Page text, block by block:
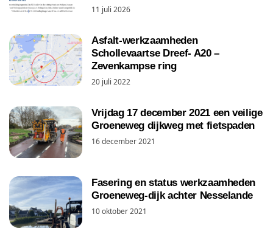
11 juli 2026
Asfalt-werkzaamheden
Schollevaartse Dreef- A20 –
Zevenkampse ring
20 juli 2022
Vrijdag 17 december 2021 een veilige
Groeneweg dijkweg met fietspaden
16 december 2021
Fasering en status werkzaamheden
Groeneweg-dijk achter Nesselande
10 oktober 2021